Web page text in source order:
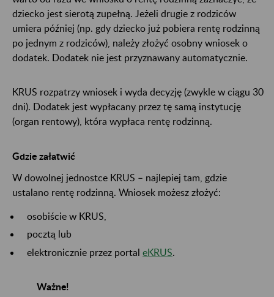
dziecko jest sierotą zupełną. Jeżeli drugie z rodziców
umiera później (np. gdy dziecko już pobiera rentę rodzinną
po jednym z rodziców), należy złożyć osobny wniosek o
dodatek. Dodatek nie jest przyznawany automatycznie.
KRUS rozpatrzy wniosek i wyda decyzję (zwykle w ciągu 30
dni). Dodatek jest wypłacany przez tę samą instytucję
(organ rentowy), która wypłaca rentę rodzinną.
Gdzie załatwić
W dowolnej jednostce KRUS – najlepiej tam, gdzie
ustalano rentę rodzinną. Wniosek możesz złożyć:
osobiście w KRUS,
pocztą lub
elektronicznie przez portal eKRUS.
Ważne!